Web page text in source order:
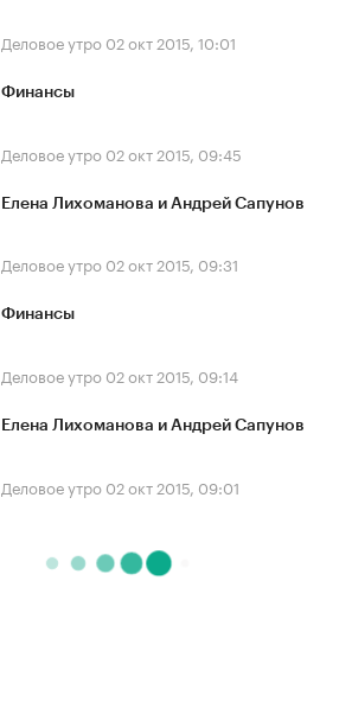
Деловое утро 02 окт 2015, 10:01
Финансы
Деловое утро 02 окт 2015, 09:45
Елена Лихоманова и Андрей Сапунов
Деловое утро 02 окт 2015, 09:31
Финансы
Деловое утро 02 окт 2015, 09:14
Елена Лихоманова и Андрей Сапунов
Деловое утро 02 окт 2015, 09:01